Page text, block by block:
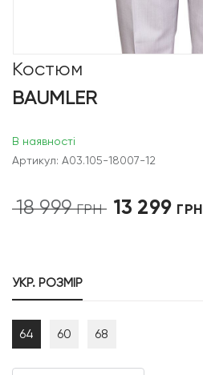
Костюм
BAUMLER
В наявності
Артикул: A03.105-18007-12
18 999ГРН
Оригінальна
13 299 ГРН
УКР. РОЗМІР
64 60 68